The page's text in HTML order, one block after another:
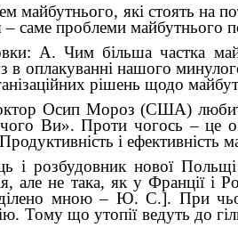
майбутнього, які стоять на
– саме проблеми майбутнього
А. Чим більша частка
в оплакуванні нашого
рішень щодо
Осип Мороз (США)
Ви». Проти чогось – це
і ефективність
і розбудовник нової
але не така, як у Франції
мною – Ю. С.]. При
Тому що утопії ведуть до